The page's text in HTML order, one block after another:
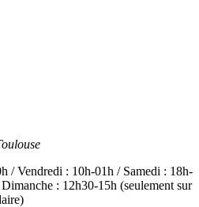
/ Vendredi : 10h-01h / Samedi : 18h-
: 12h30-15h (seulement sur